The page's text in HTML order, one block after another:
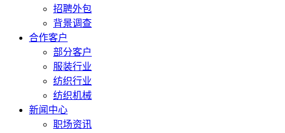
招聘外包
背景调查
合作客户
部分客户
服装行业
纺织行业
纺织机械
新闻中心
职场资讯